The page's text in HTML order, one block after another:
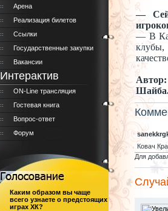
Арена
Реализация билетов
Ссылки
Государственные закупки
Вакансии
Интерактив
ON-Line трансляция
Гостевая книга
Вопрос-ответ
Форум
Каким образом вы чаще
всего узнаете о предстоящих
играх ХК?
—
— В
клубы,
Автор:
Ковач
Для